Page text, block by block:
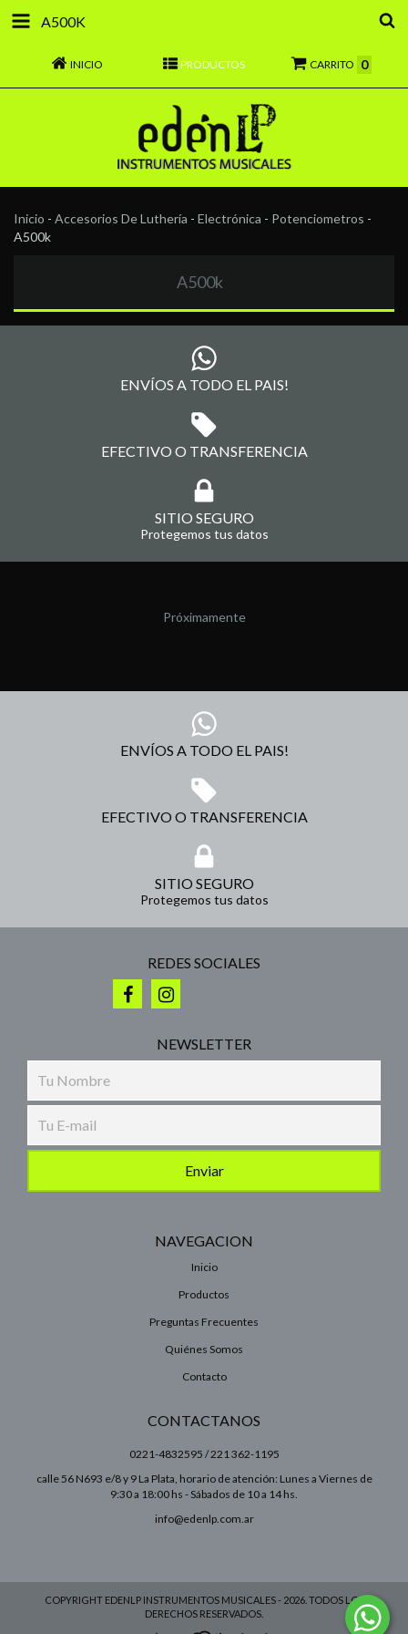
A500K
INICIO PRODUCTOS CARRITO 0
Inicio - Accesorios De Luthería - Electrónica - Potenciometros -
A500k
A500k
ENVÍOS A TODO EL PAIS!
EFECTIVO O TRANSFERENCIA
SITIO SEGURO
Protegemos tus datos
Próximamente
ENVÍOS A TODO EL PAIS!
EFECTIVO O TRANSFERENCIA
SITIO SEGURO
Protegemos tus datos
REDES SOCIALES
NEWSLETTER
NAVEGACION
Inicio
Productos
Preguntas Frecuentes
Quiénes Somos
Contacto
CONTACTANOS
0221-4832595 / 221 362-1195
calle 56 N693 e/8 y 9 La Plata, horario de atención: Lunes a Viernes de
9:30 a 18:00 hs - Sábados de 10 a 14 hs.
info@edenlp.com.ar
COPYRIGHT EDENLP INSTRUMENTOS MUSICALES - 2026. TODOS LOS
DERECHOS RESERVADOS.